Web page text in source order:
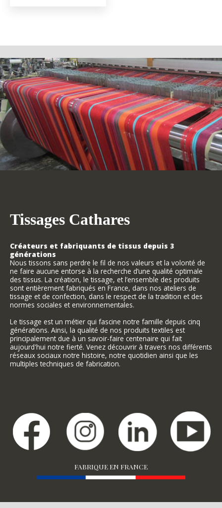
Tissages Cathares
Créateurs et fabriquants de tissus depuis 3
générations
Nous tissons sans perdre le fil de nos valeurs et la volonté de
ne faire aucune entorse à la recherche d’une qualité optimale
des tissus. La création, le tissage, et l’ensemble des produits
sont entièrement fabriqués en France, dans nos ateliers de
tissage et de confection, dans le respect de la tradition et des
normes sociales et environnementales.
Le tissage est un métier qui fascine notre famille depuis cinq
générations. Ainsi, la qualité de nos produits textiles est
principalement due à un savoir-faire centenaire qui fait
aujourd'hui notre fierté. Venez découvrir à travers nos différents
réseaux sociaux notre histoire, notre quotidien ainsi que les
multiples techniques de fabrication.
FABRIQUE EN FRANCE